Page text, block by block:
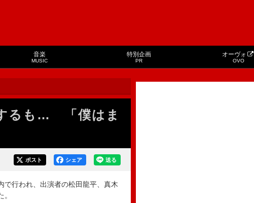
音楽
MUSIC
特別企画
PR
オーヴォ
OVO
るも… 「僕はま
送る
シェア
ポスト
行われ、出演者の松田龍平、真木